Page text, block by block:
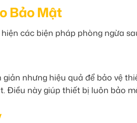
Bảo Mật
các biện pháp phòng ngừa
nhưng hiệu quả để bảo vệ
Điều này giúp thiết bị luôn bảo